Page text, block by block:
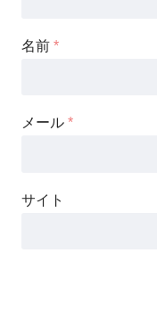
名前 *
メール *
サイト